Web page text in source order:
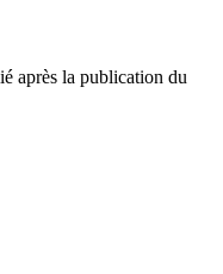
après la publication du